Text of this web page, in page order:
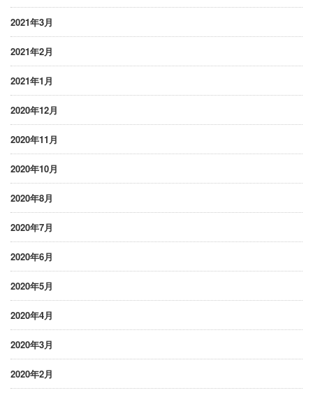
2021年3月
2021年2月
2021年1月
2020年12月
2020年11月
2020年10月
2020年8月
2020年7月
2020年6月
2020年5月
2020年4月
2020年3月
2020年2月